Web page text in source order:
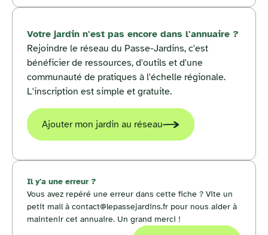
Votre jardin n'est pas encore dans l'annuaire ?
Rejoindre le réseau du Passe-Jardins, c'est
bénéficier de ressources, d'outils et d'une
communauté de pratiques à l'échelle régionale.
L'inscription est simple et gratuite.
Ajouter mon jardin au réseau
Il y'a une erreur ?
Vous avez repéré une erreur dans cette fiche ? Vite un
petit mail à contact@lepassejardins.fr pour nous aider à
maintenir cet annuaire. Un grand merci !